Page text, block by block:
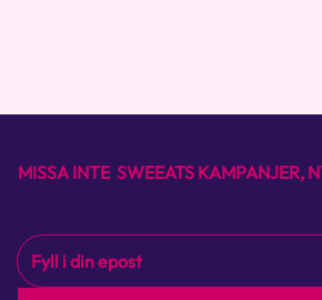
MISSA INTE SWEEATS KAMPANJER,